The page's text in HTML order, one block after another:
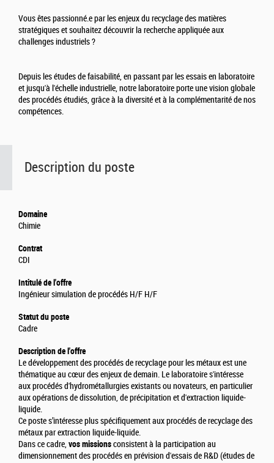
Description du poste
Domaine
Chimie
Contrat
CDI
Intitulé de l'offre
Ingénieur simulation de procédés H/F H/F
Statut du poste
Cadre
Description de l'offre
Le développement des procédés de recyclage pour les métaux est une
thématique au cœur des enjeux de demain. Le laboratoire s'intéresse
aux procédés d'hydrométallurgies existants ou novateurs, en particulier
aux opérations de dissolution, de précipitation et d'extraction liquide-
liquide.
Ce poste s’intéresse plus spécifiquement aux procédés de recyclage des
métaux par extraction liquide-liquide.
Dans ce cadre, vos missionsconsistent à la participation au
dimensionnement des procédés en prévision d'essais de R&D (études de
Vous êtes passionné.e par les enjeux du recyclage des matières
stratégiques et souhaitez découvrir la recherche appliquée aux
challenges industriels ?
Depuis les études de faisabilité, en passant par les essais en laboratoire
et jusqu'à l'échelle industrielle, notre laboratoire porte une vision globale
des procédés étudiés, grâce à la diversité et à la complémentarité de nos
compétences.